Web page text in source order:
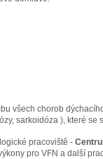
všech chorob
sarkoidóza ), které se
pracoviště -
pro VFN a další